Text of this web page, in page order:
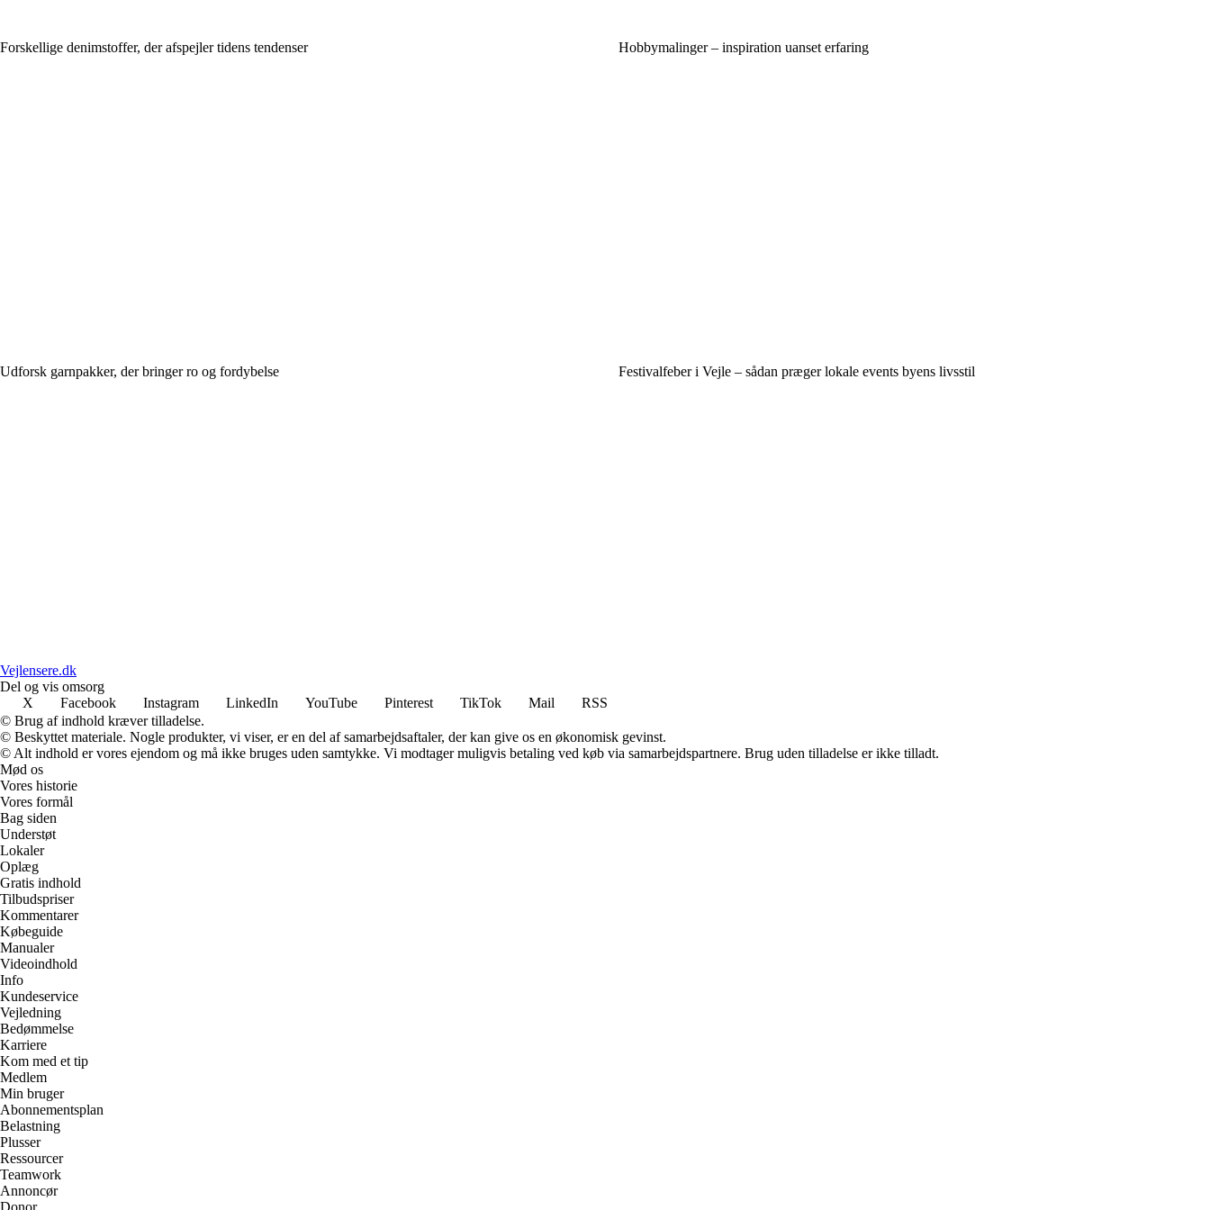
Forskellige denimstoffer, der afspejler tidens tendenser Hobbymalinger – inspiration uanset erfaring
Udforsk garnpakker, der bringer ro og fordybelse Festivalfeber i Vejle – sådan præger lokale events byens livsstil
Vejlensere.dk
Del og vis omsorg
X
Facebook Instagram LinkedIn YouTube Pinterest TikTok Mail
RSS
© Brug af indhold kræver tilladelse.
© Beskyttet materiale. Nogle produkter, vi viser, er en del af samarbejdsaftaler, der kan give os en økonomisk gevinst.
© Alt indhold er vores ejendom og må ikke bruges uden samtykke. Vi modtager muligvis betaling ved køb via samarbejdspartnere. Brug uden tilladelse er ikke tilladt.
Mød os
Vores historie
Vores formål
Bag siden
Understøt
Lokaler
Oplæg
Gratis indhold
Tilbudspriser
Kommentarer
Købeguide
Manualer
Videoindhold
Info
Kundeservice
Vejledning
Bedømmelse
Karriere
Kom med et tip
Medlem
Min bruger
Abonnementsplan
Belastning
Plusser
Ressourcer
Teamwork
Annoncør
Donor